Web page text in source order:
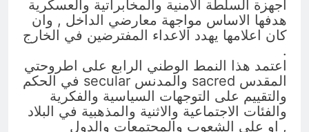
اجهزة السلطة الامنية والمخابراتية والعسكرية
هدفها الاساس مواجهة معارضي الداخل , وان
كان اعلامها يهدد الاعداء المفترضين في الخارج
.
اعتمد هذا النمط الوطني الرابع على اطروحتي
المقدس sacred والمدنس secular في الحكم
والتقييم على التوجهات السياسية والفكرية
والفئات الاجتماعية والاثنية والمذهبية في البلاد
, او على الشعوب والمجتمعات والدول